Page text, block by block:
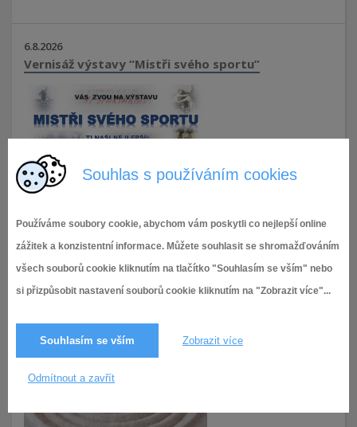
Souhlas s používáním cookies
Používáme soubory cookie, abychom vám poskytli co nejlepší online
zážitek a konzistentní informace. Můžete souhlasit se shromažďováním
všech souborů cookie kliknutím na tlačítko "Souhlasím se vším" nebo
si přizpůsobit nastavení souborů cookie kliknutím na "Zobrazit více"...
Souhlasím se vším Zobrazit více
Odmítnout a zavřít
6.8.2026
Vernisáž výstavy “Mistři svého sportu”
Vernisáž výstavy “Mistři svého
sportu”
6.8.2026
Meditace se zpěvy z Taizé